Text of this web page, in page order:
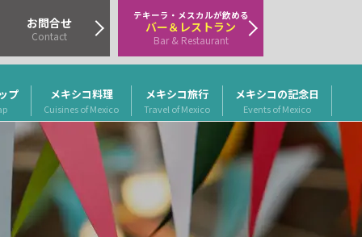
プ メキシコ料理
Cuisines of Mexico
メキシコ旅行
Travel of Mexico
メキシコの記念日
Events of Mexico
お問合せ
Contact
テキーラ・メスカルが飲める
バー＆レストラン
Bar & Restaurant